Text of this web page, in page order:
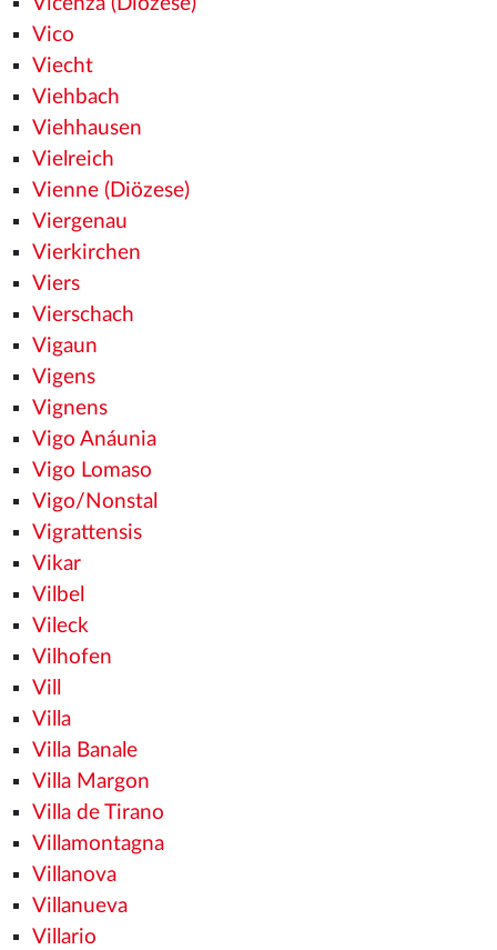
Vico
Viecht
Viehbach
Viehhausen
Vielreich
Vienne (Diözese)
Viergenau
Vierkirchen
Viers
Vierschach
Vigaun
Vigens
Vignens
Vigo Anáunia
Vigo Lomaso
Vigo/Nonstal
Vigrattensis
Vikar
Vilbel
Vileck
Vilhofen
Vill
Villa
Villa Banale
Villa Margon
Villa de Tirano
Villamontagna
Villanova
Villanueva
Villario